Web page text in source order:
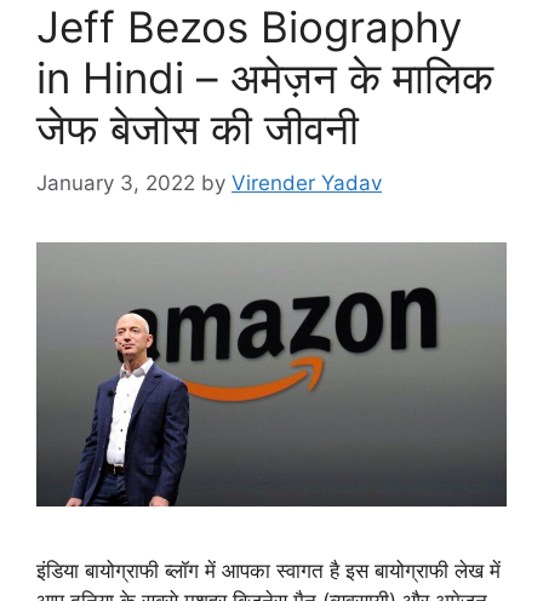
Jeff Bezos Biography
in Hindi – अमेज़न के मालिक
जेफ बेजोस की जीवनी
January 3, 2022 by Virender Yadav
इंडिया बायोग्राफी ब्लॉग में आपका स्वागत है इस बायोग्राफी लेख में